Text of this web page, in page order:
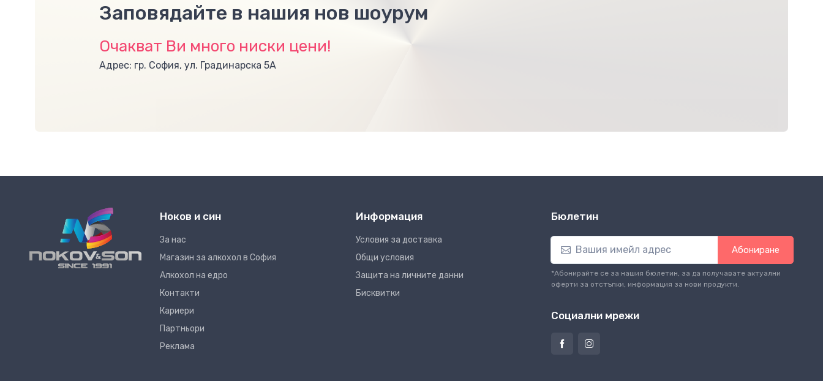
Заповядайте в нашия нов шоурум
Очакват Ви много ниски цени!
Адрес: гр. София, ул. Градинарска 5А
Ноков и син
За нас
Магазин за алкохол в София
Алкохол на едро
Контакти
Кариери
Партньори
Реклама
Информация
Условия за доставка
Общи условия
Защита на личните данни
Бисквитки
Бюлетин
Абониране
*Абонирайте се за нашия бюлетин, за да получавате актуални
оферти за отстъпки, информация за нови продукти.
Социални мрежи